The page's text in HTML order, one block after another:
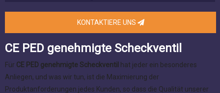
KONTAKTIERE UNS
CE PED genehmigte Scheckventil
Für CE PED genehmigte Scheckventil hat jeder ein besonderes
Anliegen, und was wir tun, ist die Maximierung der
Produktanforderungen jedes Kunden, so dass die Qualität unserer